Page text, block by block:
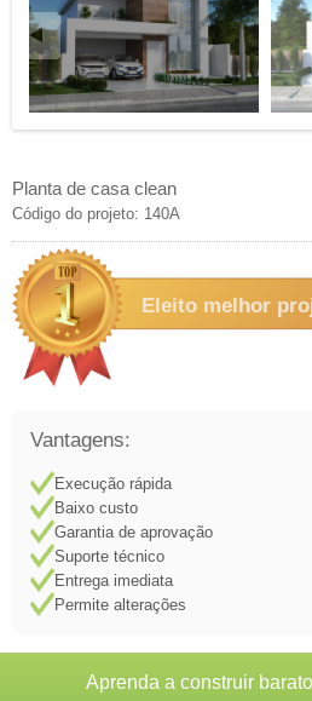
Planta de casa clean
Código do projeto: 140A
Eleito melhor
Vantagens:
Execução rápida
Baixo custo
Garantia de aprovação
Suporte técnico
Entrega imediata
Permite alterações
Aprenda a construir